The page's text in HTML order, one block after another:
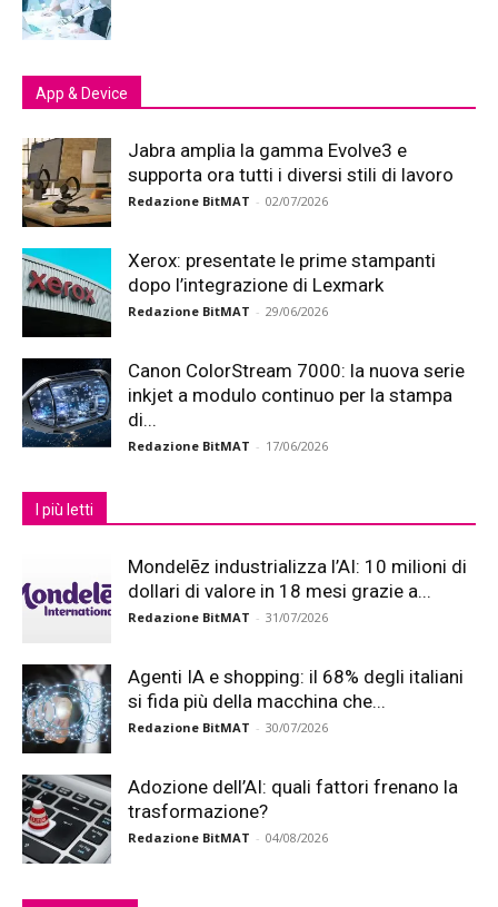
App & Device
Jabra amplia la gamma Evolve3 e
supporta ora tutti i diversi stili di lavoro
Redazione BitMAT - 02/07/2026
Xerox: presentate le prime stampanti
dopo l’integrazione di Lexmark
Redazione BitMAT - 29/06/2026
Canon ColorStream 7000: la nuova serie
inkjet a modulo continuo per la stampa
di...
Redazione BitMAT - 17/06/2026
I più letti
Mondelēz industrializza l’AI: 10 milioni di
dollari di valore in 18 mesi grazie a...
Redazione BitMAT - 31/07/2026
Agenti IA e shopping: il 68% degli italiani
si fida più della macchina che...
Redazione BitMAT - 30/07/2026
Adozione dell’AI: quali fattori frenano la
trasformazione?
Redazione BitMAT - 04/08/2026